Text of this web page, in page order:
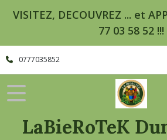
VISITEZ, DECOUVREZ ... et
77 03 58 52 !!!
0777035852
LaBieRoTeK
Fermer
FILTRES
Tous
les
produits
Cadeaux